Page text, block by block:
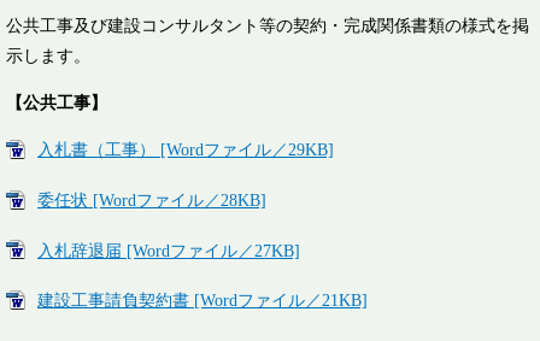
公共工事及び建設コンサルタント等の契約・完成関係書類の様式を掲
示します。
【公共工事】
入札書（工事） [Wordファイル／29KB]
委任状 [Wordファイル／28KB]
入札辞退届 [Wordファイル／27KB]
建設工事請負契約書 [Wordファイル／21KB]